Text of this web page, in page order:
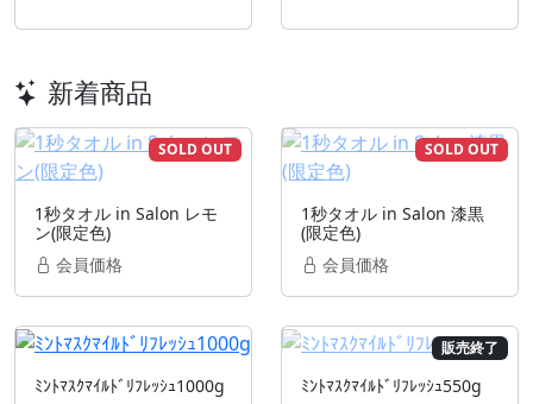
新着商品
SOLD OUT
1秒タオル in Salon レモ
ン(限定色)
会員価格
SOLD OUT
1秒タオル in Salon 漆黒
(限定色)
会員価格
ﾐﾝﾄﾏｽｸﾏｲﾙﾄﾞﾘﾌﾚｯｼｭ1000g
販売終了
ﾐﾝﾄﾏｽｸﾏｲﾙﾄﾞﾘﾌﾚｯｼｭ550g